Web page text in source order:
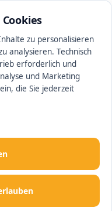
zu personalisieren
analysieren. Technisch
erforderlich und
und Marketing
die Sie jederzeit